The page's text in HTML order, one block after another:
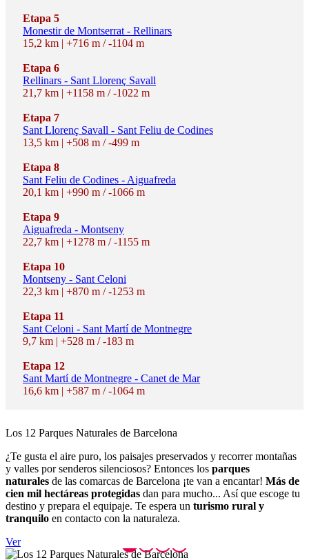
Etapa 5
Monestir de Montserrat - Rellinars
15,2 km | +716 m / -1104 m
Etapa 6
Rellinars - Sant Llorenç Savall
21,7 km | +1158 m / -1022 m
Etapa 7
Sant Llorenç Savall - Sant Feliu de Codines
13,5 km | +508 m / -499 m
Etapa 8
Sant Feliu de Codines - Aiguafreda
20,1 km | +990 m / -1066 m
Etapa 9
Aiguafreda - Montseny
22,7 km | +1278 m / -1155 m
Etapa 10
Montseny - Sant Celoni
22,3 km | +870 m / -1253 m
Etapa 11
Sant Celoni - Sant Martí de Montnegre
9,7 km | +528 m / -183 m
Etapa 12
Sant Martí de Montnegre - Canet de Mar
16,6 km | +587 m / -1064 m
Los 12 Parques Naturales de Barcelona
¿Te gusta el aire puro, los paisajes preservados y recorrer montañas
y valles por senderos silenciosos? Entonces los parques
naturales de las comarcas de Barcelona ¡te van a encantar! Más de
cien mil hectáreas protegidas dan para mucho... Así que escoge tu
destino y prepara el equipaje. Te espera un turismo rural y
tranquilo en contacto con la naturaleza.
Ver